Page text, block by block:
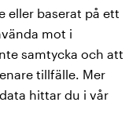
eller baserat på ett
mot i
samtycka och att
tillfälle. Mer
hittar du i vår